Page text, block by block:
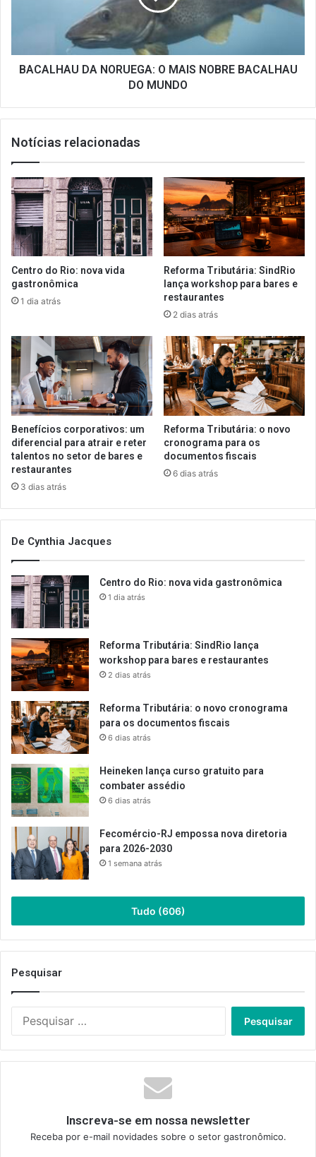
MUNDO
BACALHAU DA NORUEGA: O MAIS NOBRE BACALHAU
DO MUNDO
Notícias relacionadas
Centro do Rio: nova vida
gastronômica
1 dia atrás
Reforma Tributária: SindRio
lança workshop para bares e
restaurantes
2 dias atrás
Benefícios corporativos: um
diferencial para atrair e reter
talentos no setor de bares e
restaurantes
3 dias atrás
Reforma Tributária: o novo
cronograma para os
documentos fiscais
6 dias atrás
De Cynthia Jacques
Centro do Rio: nova vida gastronômica
1 dia atrás
Reforma Tributária: SindRio lança
workshop para bares e restaurantes
2 dias atrás
Reforma Tributária: o novo cronograma
para os documentos fiscais
6 dias atrás
Heineken lança curso gratuito para
combater assédio
6 dias atrás
Fecomércio-RJ empossa nova diretoria
para 2026-2030
1 semana atrás
Tudo (606)
Pesquisar
Inscreva-se em nossa newsletter
Receba por e-mail novidades sobre o setor gastronômico.